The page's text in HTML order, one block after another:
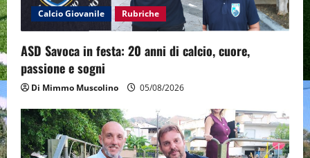
n
Calcio Giovanile Rubriche
ASD Savoca in festa: 20 anni di calcio, cuore,
passione e sogni
Di Mimmo Muscolino 05/08/2026